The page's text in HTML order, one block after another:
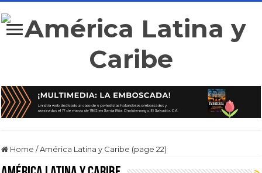
Home /América Latina y Caribe (page 22)